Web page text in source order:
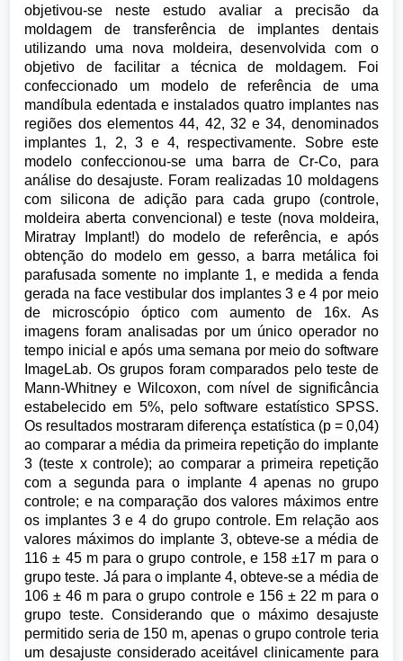
objetivou-se neste estudo avaliar a precisão da
moldagem de transferência de implantes dentais
utilizando uma nova moldeira, desenvolvida com o
objetivo de facilitar a técnica de moldagem. Foi
confeccionado um modelo de referência de uma
mandíbula edentada e instalados quatro implantes nas
regiões dos elementos 44, 42, 32 e 34, denominados
implantes 1, 2, 3 e 4, respectivamente. Sobre este
modelo confeccionou-se uma barra de Cr-Co, para
análise do desajuste. Foram realizadas 10 moldagens
com silicona de adição para cada grupo (controle,
moldeira aberta convencional) e teste (nova moldeira,
Miratray Implant!) do modelo de referência, e após
obtenção do modelo em gesso, a barra metálica foi
parafusada somente no implante 1, e medida a fenda
gerada na face vestibular dos implantes 3 e 4 por meio
de microscópio óptico com aumento de 16x. As
imagens foram analisadas por um único operador no
tempo inicial e após uma semana por meio do software
ImageLab. Os grupos foram comparados pelo teste de
Mann-Whitney e Wilcoxon, com nível de significância
estabelecido em 5%, pelo software estatístico SPSS.
Os resultados mostraram diferença estatística (p = 0,04)
ao comparar a média da primeira repetição do implante
3 (teste x controle); ao comparar a primeira repetição
com a segunda para o implante 4 apenas no grupo
controle; e na comparação dos valores máximos entre
os implantes 3 e 4 do grupo controle. Em relação aos
valores máximos do implante 3, obteve-se a média de
116 ± 45 m para o grupo controle, e 158 ±17 m para o
grupo teste. Já para o implante 4, obteve-se a média de
106 ± 46 m para o grupo controle e 156 ± 22 m para o
grupo teste. Considerando que o máximo desajuste
permitido seria de 150 m, apenas o grupo controle teria
um desajuste considerado aceitável clinicamente para